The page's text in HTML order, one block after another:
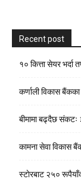
Recent post
१० कित्ता सेयर भर्दा
कर्णाली विकास
बीमामा बढ्दैछ संकटः
कामना सेवा विकास
स्टाेरबाट २५०